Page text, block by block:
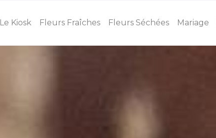
Le Kiosk Fleurs Fraîches Fleurs Séchées Mariage